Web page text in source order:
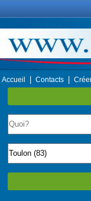
Accueil Contacts